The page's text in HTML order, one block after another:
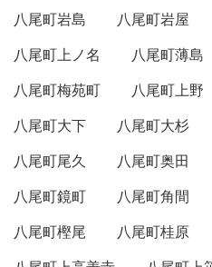
八尾町岩島
八尾町岩屋
八尾町上ノ名
八尾町薄島
八尾町梅苑町
八尾町上野
八尾町大下
八尾町大杉
八尾町尾久
八尾町奥田
八尾町鏡町
八尾町角間
八尾町樫尾
八尾町桂原